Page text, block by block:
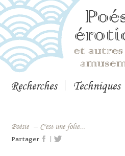
Recherches Techniques
Poésie – C'est une folie...
Partager |